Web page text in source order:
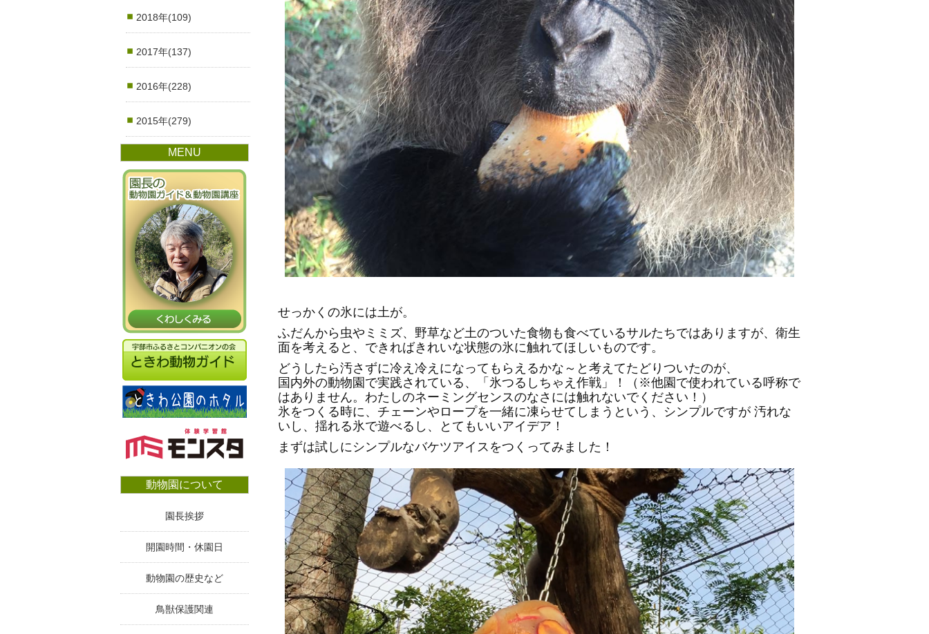
せっかくの氷には土が。
ふだんから虫やミミズ、野草など土のついた食物も食べているサルたちではありますが、衛生
面を考えると、できればきれいな状態の氷に触れてほしいものです。
どうしたら汚さずに冷え冷えになってもらえるかな～と考えてたどりついたのが、
国内外の動物園で実践されている、「氷つるしちゃえ作戦」！（※他園で使われている呼称で
はありません。わたしのネーミングセンスのなさには触れないでください！）
氷をつくる時に、チェーンやロープを一緒に凍らせてしまうという、シンプルですが 汚れな
いし、揺れる氷で遊べるし、とてもいいアイデア！
まずは試しにシンプルなバケツアイスをつくってみました！
2018年(109)
2017年(137)
2016年(228)
2015年(279)
MENU
動物園について
園長挨拶
開園時間・休園日
動物園の歴史など
鳥獣保護関連